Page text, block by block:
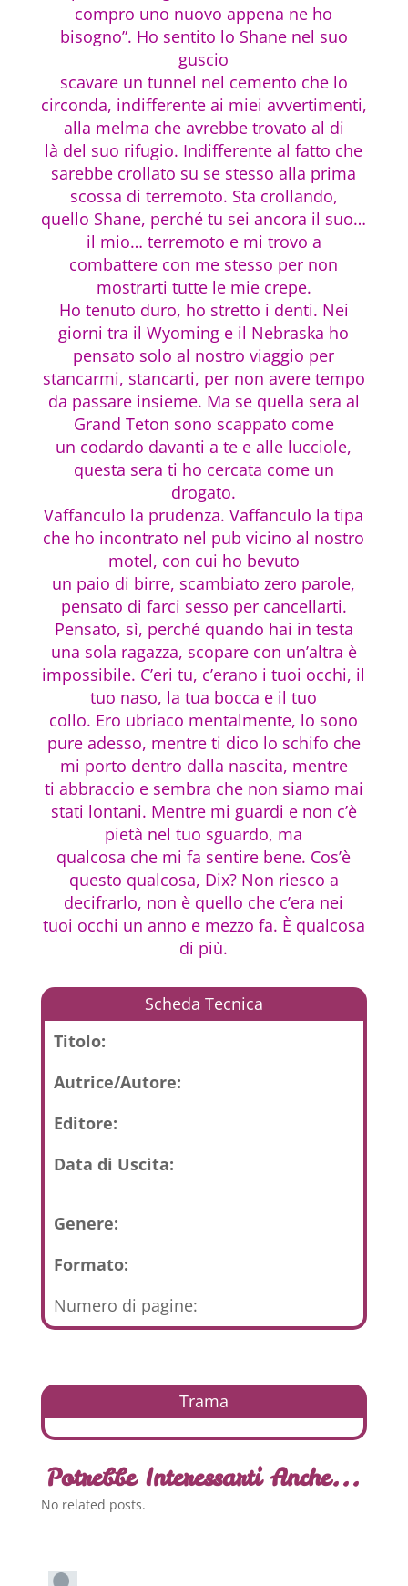
compro uno nuovo appena ne ho
bisogno”. Ho sentito lo Shane nel suo
guscio
scavare un tunnel nel cemento che lo
circonda, indifferente ai miei avvertimenti,
alla melma che avrebbe trovato al di
là del suo rifugio. Indifferente al fatto che
sarebbe crollato su se stesso alla prima
scossa di terremoto. Sta crollando,
quello Shane, perché tu sei ancora il suo…
il mio… terremoto e mi trovo a
combattere con me stesso per non
mostrarti tutte le mie crepe.
Ho tenuto duro, ho stretto i denti. Nei
giorni tra il Wyoming e il Nebraska ho
pensato solo al nostro viaggio per
stancarmi, stancarti, per non avere tempo
da passare insieme. Ma se quella sera al
Grand Teton sono scappato come
un codardo davanti a te e alle lucciole,
questa sera ti ho cercata come un
drogato.
Vaffanculo la prudenza. Vaffanculo la tipa
che ho incontrato nel pub vicino al nostro
motel, con cui ho bevuto
un paio di birre, scambiato zero parole,
pensato di farci sesso per cancellarti.
Pensato, sì, perché quando hai in testa
una sola ragazza, scopare con un’altra è
impossibile. C’eri tu, c’erano i tuoi occhi, il
tuo naso, la tua bocca e il tuo
collo. Ero ubriaco mentalmente, lo sono
pure adesso, mentre ti dico lo schifo che
mi porto dentro dalla nascita, mentre
ti abbraccio e sembra che non siamo mai
stati lontani. Mentre mi guardi e non c’è
pietà nel tuo sguardo, ma
qualcosa che mi fa sentire bene. Cos’è
questo qualcosa, Dix? Non riesco a
decifrarlo, non è quello che c’era nei
tuoi occhi un anno e mezzo fa. È qualcosa
di più.
Scheda Tecnica
Titolo:
Autrice/Autore:
Editore:
Data di Uscita:
Genere:
Formato:
Numero di pagine:
Trama
Potrebbe Interessarti Anche...
No related posts.